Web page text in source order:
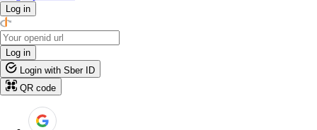
Log in
Log in
Login with Sber ID
QR code